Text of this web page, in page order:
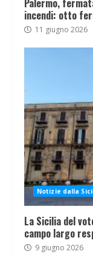
Palermo,
incendi: otto
11 giugno 2026
Notizie dalla
La Sicilia del
campo largo
9 giugno 2026